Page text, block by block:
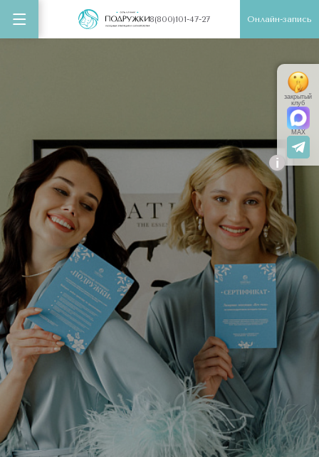
8(800)101-47-27 Онлайн-запись
i
закрытый
клуб
MAX